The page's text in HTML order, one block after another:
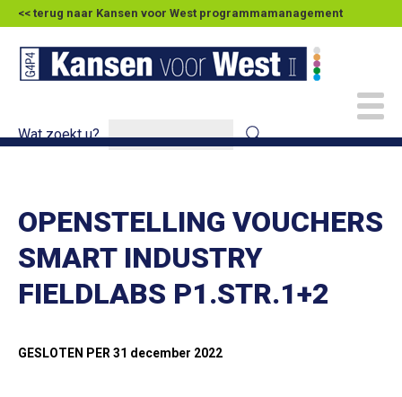
<< terug naar Kansen voor West programmamanagement
Wat zoekt u?
OPENSTELLING VOUCHERS
SMART INDUSTRY
FIELDLABS P1.STR.1+2
GESLOTEN PER 31 december 2022